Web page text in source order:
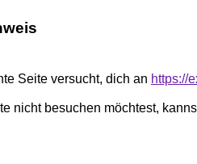
Seite versucht, dich an https://
nicht besuchen möchtest,